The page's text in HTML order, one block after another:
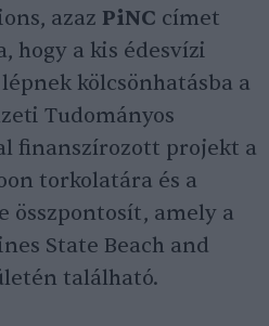
azaz PiNC címet
hogy a kis édesvízi
kölcsönhatásba a
Tudományos
finanszírozott projekt a
torkolatára és a
összpontosít, amely a
State Beach and
található.